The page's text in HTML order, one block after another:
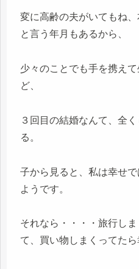
変に高齢の夫がいてもね
と言う年月もあるから、
少々のことでも手を携え
ど、
３回目の結婚なんて、全
る。
子から見ると、私は幸せ
ようです。
それなら・・・・旅行し
て、買い物しまくってたら